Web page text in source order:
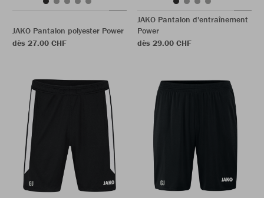
JAKO Pantalon polyester Power
dès 27.00 CHF
JAKO Pantalon d'entraînement
Power
dès 29.00 CHF